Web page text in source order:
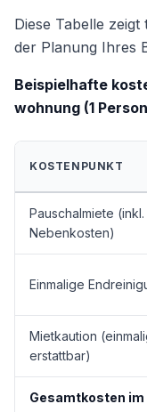
Diese Tabelle
der Planung Ihres
Beispielhafte
wohnung (1
KOSTENPUNKT
Pauschalmiete (inkl.
Nebenkosten)
Einmalige
Mietkaution
erstattbar)
Gesamtkosten im